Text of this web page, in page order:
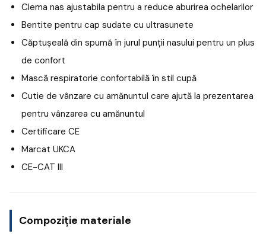
Clema nas ajustabila pentru a reduce aburirea ochelarilor
Bentite pentru cap sudate cu ultrasunete
Căptușeală din spumă în jurul punții nasului pentru un plus
de confort
Mască respiratorie confortabilă în stil cupă
Cutie de vânzare cu amănuntul care ajută la prezentarea
pentru vânzarea cu amănuntul
Certificare CE
Marcat UKCA
CE-CAT III
Compoziție materiale